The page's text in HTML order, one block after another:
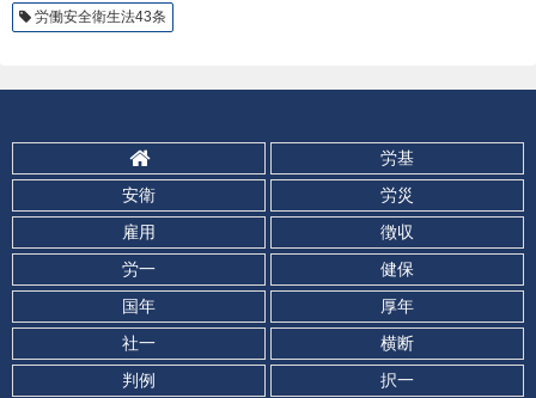
労働安全衛生法43条
労基
安衛
労災
雇用
徴収
労一
健保
国年
厚年
社一
横断
判例
択一